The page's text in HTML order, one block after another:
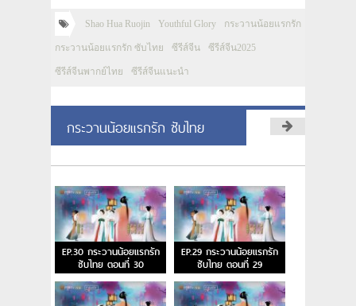
Shao Hua Ruojin Youthful Glory กระวานน้อยแรกรัก
กระวานน้อยแรกรัก ซับไทย ซีรีส์จีน ซีรีส์จีน2025
ซีรีส์จีนพากย์ไทย ซีรีส์จีนแนะนำ
กระวานน้อยแรกรัก ซับไทย
EP.30 กระวานน้อยแรกรัก
ซับไทย ตอนที่ 30
EP.29 กระวานน้อยแรกรัก
ซับไทย ตอนที่ 29